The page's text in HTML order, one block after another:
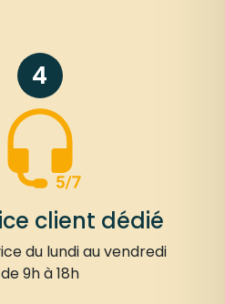
4
client dédié
du lundi au vendredi
de 9h à 18h